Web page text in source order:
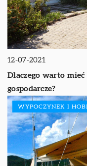
12-07-2021
Dlaczego warto
gospodarcze?
WYPOCZYNEK I